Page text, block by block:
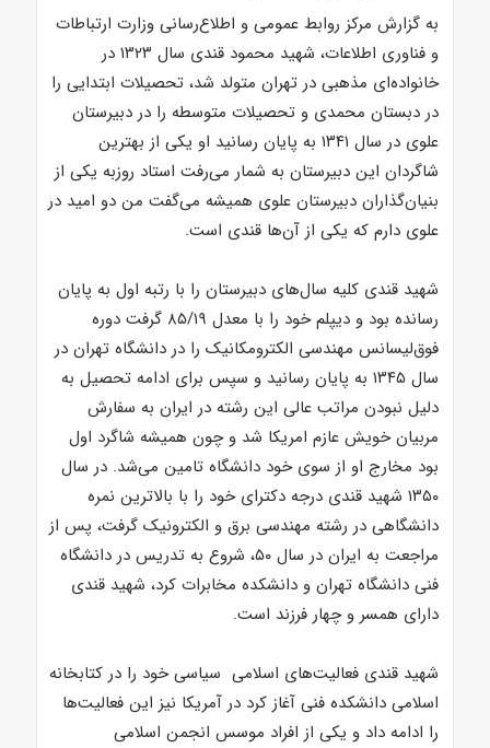
به گزارش مرکز روابط عمومی و اطلاع‌رسانی وزارت ارتباطات
و فناوری اطلاعات، شهید محمود قندی سال ۱۳۲۳ در
خانواده‌ای مذهبی در تهران متولد شد، تحصیلات ابتدایی را
در دبستان محمدی و تحصیلات متوسطه را در دبیرستان
علوی در سال ۱۳۴۱ به پایان رسانید او یکی از بهترین
شاگردان این دبیرستان به شمار می‌رفت استاد روزبه یکی از
بنیان‌گذاران دبیرستان علوی همیشه می‌گفت من دو امید در
علوی دارم که یکی از آن‌ها قندی است.
شهید قندی کلیه سال‌های دبیرستان را با رتبه اول به پایان
رسانده بود و دیپلم خود را با معدل ۸۵/۱۹ گرفت دوره
فوق‌لیسانس مهندسی الکترومکانیک را در دانشگاه تهران در
سال ۱۳۴۵ به پایان رسانید و سپس برای ادامه تحصیل به
دلیل نبودن مراتب عالی این رشته در ایران به سفارش
مربیان خویش عازم امریکا شد و چون همیشه شاگرد اول
بود مخارج او از سوی خود دانشگاه تامین می‌شد. در سال
۱۳۵۰ شهید قندی درجه دکترای خود را با بالاترین نمره
دانشگاهی در رشته مهندسی برق و الکترونیک گرفت، پس از
مراجعت به ایران در سال ۵۰، شروع به تدریس در دانشگاه
فنی دانشگاه تهران و دانشکده مخابرات کرد، شهید قندی
دارای همسر و چهار فرزند است.
شهید قندی فعالیت‌های اسلامی سیاسی خود را در کتابخانه
اسلامی دانشکده فنی آغاز کرد در آمریکا نیز این فعالیت‌ها
را ادامه داد و یکی از افراد موسس انجمن اسلامی